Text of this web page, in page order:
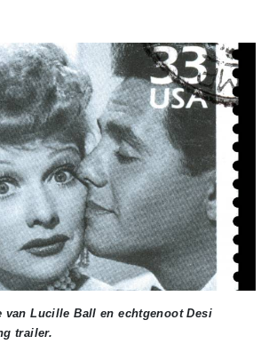
van Lucille Ball en echtgenoot Desi
trailer.